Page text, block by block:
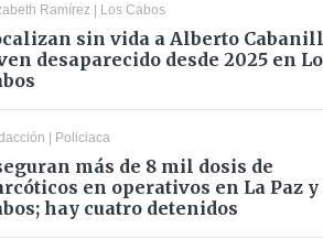
Ramírez | Los Cabos
sin vida a Alberto
desaparecido desde 2025 en
| Policiaca
más de 8 mil dosis de
en operativos en La Paz y
hay cuatro detenidos